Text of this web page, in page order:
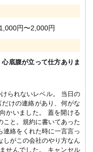
円〜2,000円
底腹が立って仕方ありま
られないレベル。 当日の
けの連絡があり、何がな
かいました。 蓋を開ける
こと。規約に書いてあった
絡をくれた時に一言言っ
しがこの会社のやり方なん
せんでした。 キャンセル